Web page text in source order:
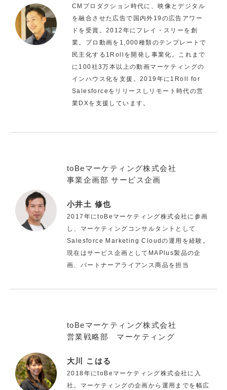
CMプロダクション時代に、映像とデジタル
を融合させた広告で国内外19の広告アワー
ドを受賞。2012年にフレイ・スリーを創
業。プロ動画を1,000種類のテンプレートで
民主化する1Rollを開発し事業化。これまで
に100社3万本以上の動画マーケティングの
インハウス化を支援。2019年に1Roll for
Salesforceをリリースしリモート時代の営
業DXを支援しています。
toBeマーケティング株式会社
事業企画部 サービス企画
小井土 修也
2017年にtoBeマーケティング株式会社に参画
し、マーケティングコンサルタントとして
Salesforce Marketing Cloudの運用を経験。
現在はサービス企画としてMAPlus製品の企
画、パートナーアライアンス商品を担当
toBeマーケティング株式会社
営業戦略部 マーケティング
大川 こはる
2018年にtoBeマーケティング株式会社に入
社。マーケティングの企画から運用までを幅広